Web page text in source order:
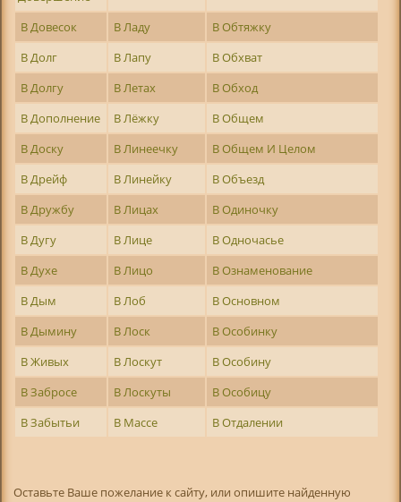
В Довесок В Ладу
В Обтяжку
В Долг
В Лапу
В Обхват
В Долгу
В Летах
В Обход
В Дополнение
В Лёжку
В Общем
В Доску
В Линеечку
В Общем И Целом
В Дрейф
В Линейку
В Объезд
В Дружбу
В Лицах
В Одиночку
В Дугу
В Лице
В Одночасье
В Духе
В Лицо
В Ознаменование
В Дым
В Лоб
В Основном
В Дымину
В Лоск
В Особинку
В Живых
В Лоскут
В Особину
В Забросе
В Лоскуты
В Особицу
В Забытьи
В Массе В Отдалении
Оставьте Ваше пожелание к сайту, или опишите найденную